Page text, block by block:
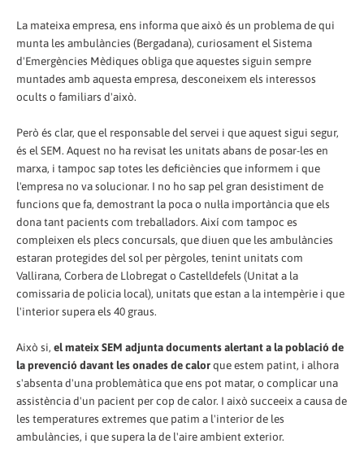
La mateixa empresa, ens informa que això és un problema de qui
munta les ambulàncies (Bergadana), curiosament el Sistema
d'Emergències Mèdiques obliga que aquestes siguin sempre
muntades amb aquesta empresa, desconeixem els interessos
ocults o familiars d'això.
Però és clar, que el responsable del servei i que aquest sigui segur,
és el SEM. Aquest no ha revisat les unitats abans de posar-les en
marxa, i tampoc sap totes les deficiències que informem i que
l'empresa no va solucionar. I no ho sap pel gran desistiment de
funcions que fa, demostrant la poca o nul·la importància que els
dona tant pacients com treballadors. Així com tampoc es
compleixen els plecs concursals, que diuen que les ambulàncies
estaran protegides del sol per pèrgoles, tenint unitats com
Vallirana, Corbera de Llobregat o Castelldefels (Unitat a la
comissaria de policia local), unitats que estan a la intempèrie i que
l'interior supera els 40 graus.
Això si, el mateix SEM adjunta documents alertant a la població de
la prevenció davant les onades de calorque estem patint, i alhora
s'absenta d'una problemàtica que ens pot matar, o complicar una
assistència d'un pacient per cop de calor. I això succeeix a causa de
les temperatures extremes que patim a l'interior de les
ambulàncies, i que supera la de l'aire ambient exterior.